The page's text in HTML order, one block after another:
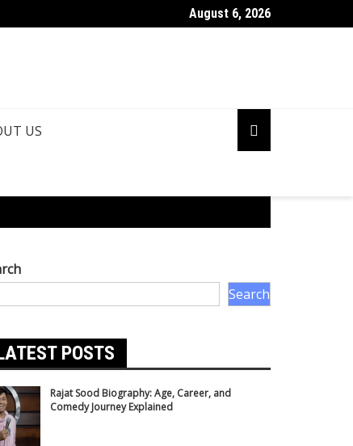
August 6, 2026
US
Search
POSTS
Rajat Sood Biography: Age, Career, and
Comedy Journey Explained